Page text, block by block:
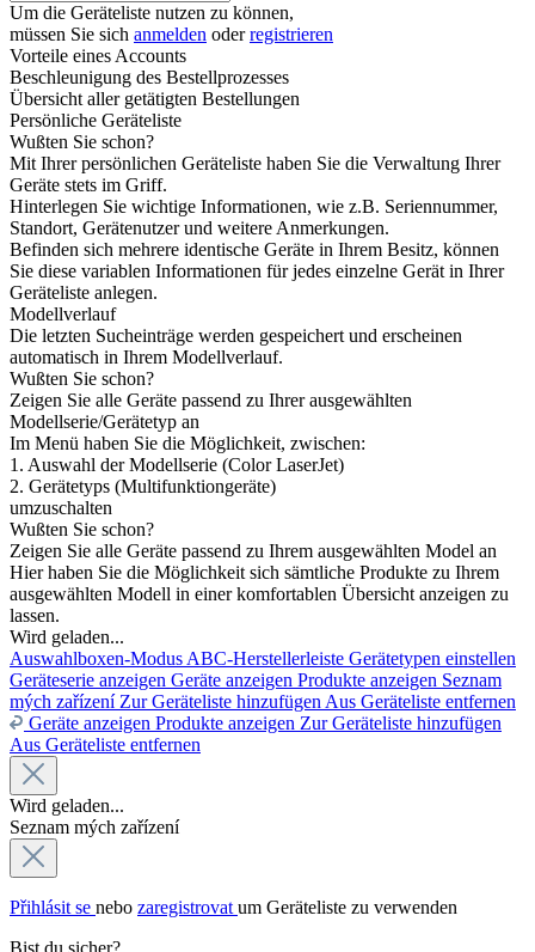
Um die Geräteliste nutzen zu können,
müssen Sie sich anmelden oderregistrieren
Vorteile eines Accounts
Beschleunigung des Bestellprozesses
Übersicht aller getätigten Bestellungen
Persönliche Geräteliste
Wußten Sie schon?
Mit Ihrer persönlichen Geräteliste haben Sie die Verwaltung Ihrer
Geräte stets im Griff.
Hinterlegen Sie wichtige Informationen, wie z.B. Seriennummer,
Standort, Gerätenutzer und weitere Anmerkungen.
Befinden sich mehrere identische Geräte in Ihrem Besitz, können
Sie diese variablen Informationen für jedes einzelne Gerät in Ihrer
Geräteliste anlegen.
Modellverlauf
Die letzten Sucheinträge werden gespeichert und erscheinen
automatisch in Ihrem Modellverlauf.
Wußten Sie schon?
Zeigen Sie alle Geräte passend zu Ihrer ausgewählten
Modellserie/Gerätetyp an
Im Menü haben Sie die Möglichkeit, zwischen:
1. Auswahl der Modellserie (Color LaserJet)
2. Gerätetyps (Multifunktiongeräte)
umzuschalten
Wußten Sie schon?
Zeigen Sie alle Geräte passend zu Ihrem ausgewählten Model an
Hier haben Sie die Möglichkeit sich sämtliche Produkte zu Ihrem
ausgewählten Modell in einer komfortablen Übersicht anzeigen zu
lassen.
Wird geladen...
Auswahlboxen-Modus ABC-Herstellerleiste Gerätetypen einstellen
Geräteserie anzeigen Geräte anzeigen Produkte anzeigen Seznam
mých zařízení Zur Geräteliste hinzufügen Aus Geräteliste entfernen
Geräte anzeigen Produkte anzeigen Zur Geräteliste hinzufügen
Aus Geräteliste entfernen
Wird geladen...
Seznam mých zařízení
Přihlásit se nebo zaregistrovat um Geräteliste zu verwenden
Bist du sicher?